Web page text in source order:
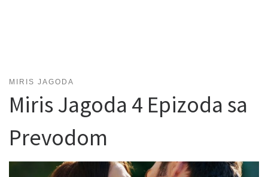
MIRIS JAGODA
Miris Jagoda 4 Epizoda sa
Prevodom